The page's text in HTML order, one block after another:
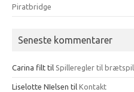
Piratbridge
Seneste kommentarer
Carina filt til Spilleregler til brætspil
Liselotte NIelsen til Kontakt